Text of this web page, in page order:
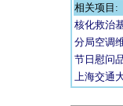
相关项目:
核化救治
分局空调
节日慰问
上海交通